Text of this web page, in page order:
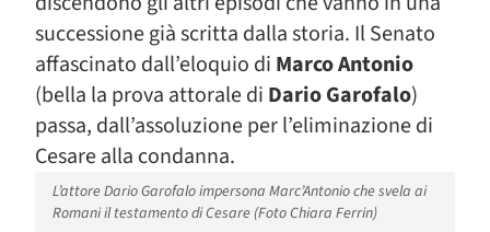
successione già scritta dalla storia. Il Senato
affascinato dall’eloquio di Marco Antonio
(bella la prova attorale di DarioGarofalo)
passa, dall’assoluzione per l’eliminazione di
Cesare alla condanna.
L’attore Dario Garofalo impersona Marc’Antonio che svela ai
Romani il testamento di Cesare (Foto Chiara Ferrin)